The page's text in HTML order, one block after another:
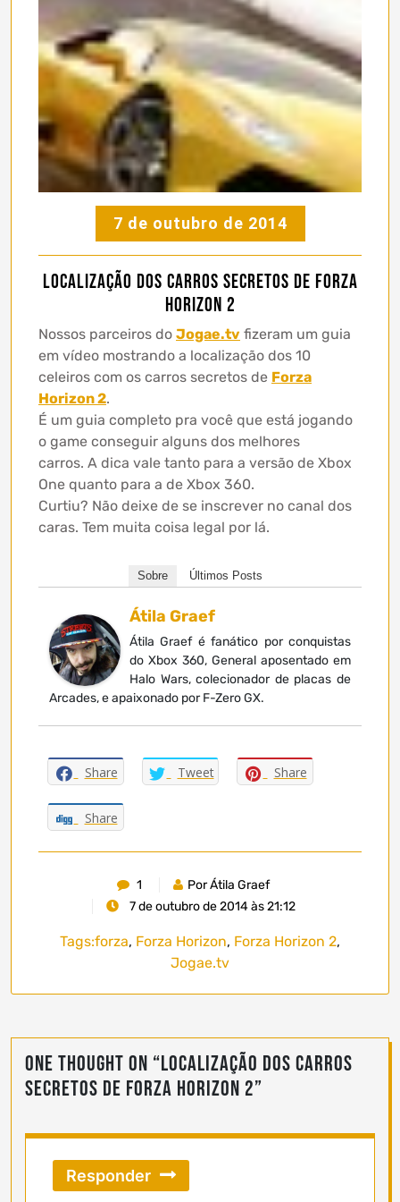
7 de outubro de 2014
Localização dos carros secretos de Forza
Horizon 2
Nossos parceiros do Jogae.tv fizeram um guia
em vídeo mostrando a localização dos 10
celeiros com os carros secretos de Forza
Horizon 2.
É um guia completo pra você que está jogando
o game conseguir alguns dos melhores
carros. A dica vale tanto para a versão de Xbox
One quanto para a de Xbox 360.
Curtiu? Não deixe de se inscrever no canal dos
caras. Tem muita coisa legal por lá.
Sobre Últimos Posts
Átila Graef
Átila Graef é fanático por conquistas
do Xbox 360, General aposentado em
Halo Wars, colecionador de placas de
Arcades, e apaixonado por F-Zero GX.
Share Tweet Share
Share
1
Por Átila Graef
7 de outubro de 2014 às 21:12
Tags:forza, Forza Horizon, Forza Horizon 2,
Jogae.tv
One thought on “Localização dos carros
secretos de Forza Horizon 2”
Responder